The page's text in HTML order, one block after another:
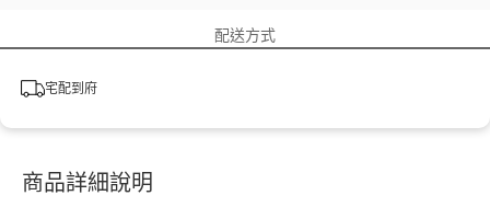
配送方式
宅配到府
商品詳細說明